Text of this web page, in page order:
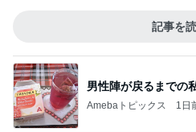
記事を
男性陣が戻るまでの
Amebaトピックス 1日